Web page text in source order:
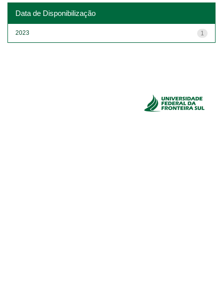
Data de Disponibilização
1
2023